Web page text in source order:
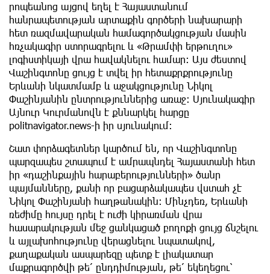
րոպեանոց այցով եղել է Հայաստանում
հանրապետության արտաքին գործերի նախարարի
հետ ռազմավարական համագործակցության մասին
հռչակագիր ստորագրելու և «Թրամփի երթուղու»
լոգիստիկայի վրա հավակնելու համար։ Այս ժեստով
Վաշինգտոնը ցույց է տվել իր հետաքրքրությունը
Երևանի նկատմամբ և աջակցությունը Նիկոլ
Փաշինյանին ընտրություններից առաջ։ Սյունակագիր
Այնուր Կուրմանովն է քննարկել հարցը
politnavigator.news-ի իր սյունակում։
Շատ փորձագետներ կարծում են, որ Վաշինգտոնը
պարզապես շտապում է ամրապնդել Հայաստանի հետ
իր «դաշինքային հարաբերությունների» ծանր
պայմանները, քանի որ բացարձակապես վստահ չէ
Նիկոլ Փաշինյանի հաղթանակին։ Մինչդեռ, Երևանի
ռեժիմը հույսը դրել է ուժի կիրառման վրա
հասարակության մեջ ցանկացած բողոքի ցույց ճնշելու
և այլախոհությունը վերացնելու նպատակով,
քաղաքական ասպարեզը պետք է լիակատար
մաքրագործվի թե՛ ընդդիմության, թե՛ եկեղեցու՝